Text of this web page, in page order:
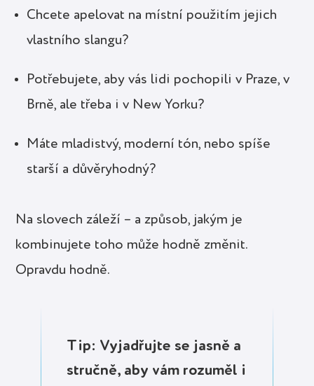
Chcete apelovat na místní použitím jejich
vlastního slangu?
Potřebujete, aby vás lidi pochopili v Praze, v
Brně, ale třeba i v New Yorku?
Máte mladistvý, moderní tón, nebo spíše
starší a důvěryhodný?
Na slovech záleží – a způsob, jakým je
kombinujete toho může hodně změnit.
Opravdu hodně.
Tip: Vyjadřujte se jasně a
stručně, aby vám rozuměl i